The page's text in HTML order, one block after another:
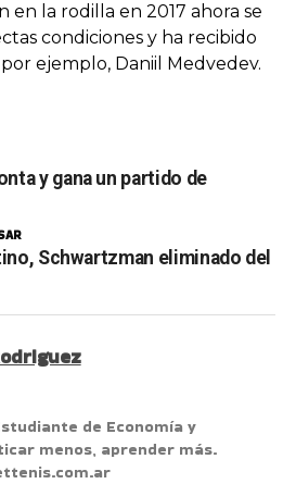
en la rodilla en 2017 ahora se
condiciones y ha recibido
ejemplo, Daniil Medvedev.
y gana un partido de
Schwartzman eliminado del
de Economía y
menos, aprender más.